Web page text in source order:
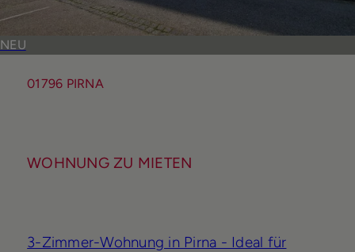
NEU
01796 PIRNA
WOHNUNG ZU MIETEN
3-Zimmer-Wohnung in Pirna - Ideal für